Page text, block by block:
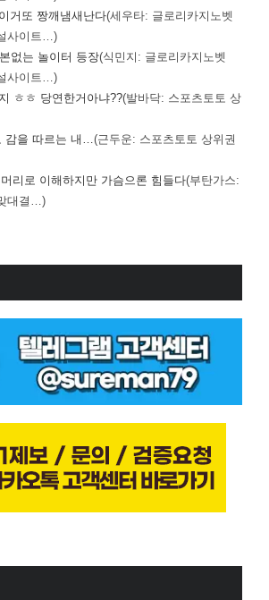
거또 짱깨냄새난다(세우타: 글로리카지노벳
사이트…)
없는 놀이터 등장(식민지: 글로리카지노벳
사이트…)
ㅎㅎ 당연한거아냐??(발바닥: 스포츠토토 상
감을 따르는 내… (근두운: 스포츠토토 상위권
리로 이해하지만 가슴으론 힘들다(부탄가스:
대결…)